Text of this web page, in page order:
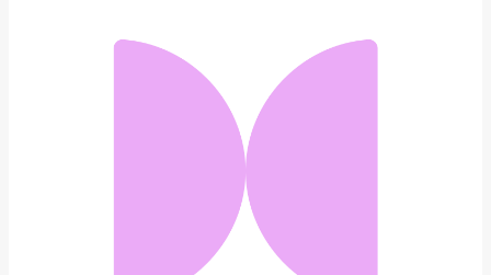
Смартфон Nothing Phone (2)
74 990 ₽
Добавить в вишлист